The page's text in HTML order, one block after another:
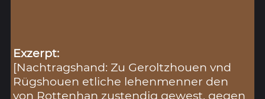
Exzerpt:
[Nachtragshand: Zu Geroltzhouen vnd
Rügshouen etliche lehenmenner den
von Rottenhan zustendig gewest, gegen